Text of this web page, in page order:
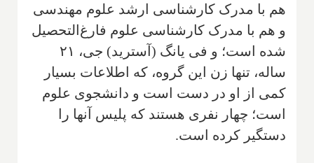
هم با مدرک کارشناسی ارشد علوم مهندسی
و هم با مدرک کارشناسی علوم فارغ‌التحصیل
شده است؛ و فی یانگ (آسترید) جی، ۲۱
ساله، تنها زن این گروه، که اطلاعات بسیار
کمی از او در دست است و دانشجوی علوم
است؛ چهار نفری هستند که پلیس آنها را
دستگیر کرده است.